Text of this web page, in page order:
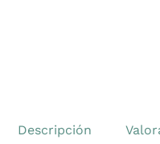
Descripción